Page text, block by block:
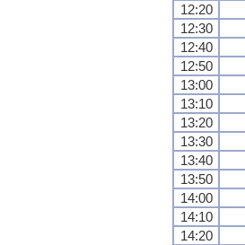
12:20
12:30
12:40
12:50
13:00
13:10
13:20
13:30
13:40
13:50
14:00
14:10
14:20